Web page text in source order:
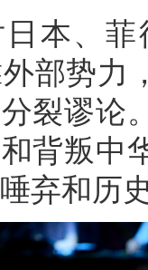
本、
部势力
裂谬论
背叛中
弃和历